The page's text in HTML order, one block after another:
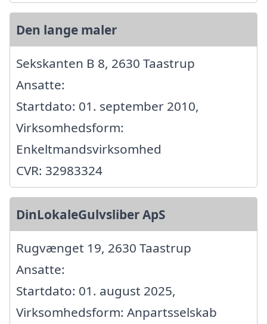
Den lange maler
Sekskanten B 8, 2630 Taastrup
Ansatte:
Startdato: 01. september 2010,
Virksomhedsform:
Enkeltmandsvirksomhed
CVR: 32983324
DinLokaleGulvsliber ApS
Rugvænget 19, 2630 Taastrup
Ansatte:
Startdato: 01. august 2025,
Virksomhedsform: Anpartsselskab